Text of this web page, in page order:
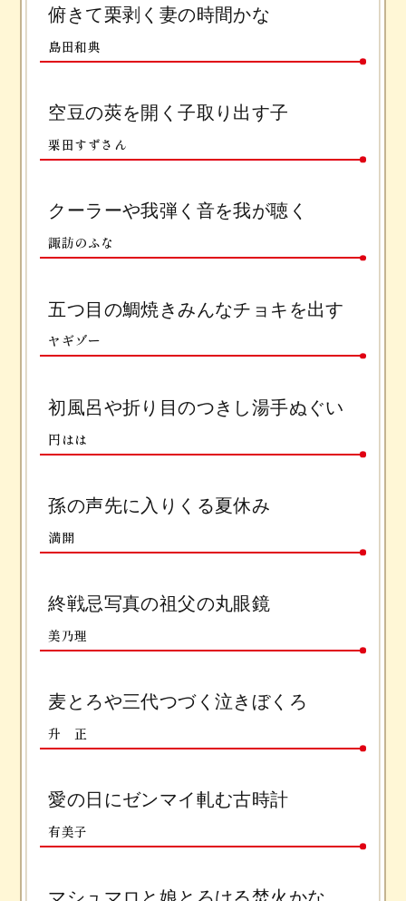
俯きて栗剥く妻の時間かな
島田和典
空豆の莢を開く子取り出す子
栗田すずさん
クーラーや我弾く音を我が聴く
諏訪のふな
五つ目の鯛焼きみんなチョキを出す
ヤギゾー
初風呂や折り目のつきし湯手ぬぐい
円はは
孫の声先に入りくる夏休み
満開
終戦忌写真の祖父の丸眼鏡
美乃理
麦とろや三代つづく泣きぼくろ
升 正
愛の日にゼンマイ軋む古時計
有美子